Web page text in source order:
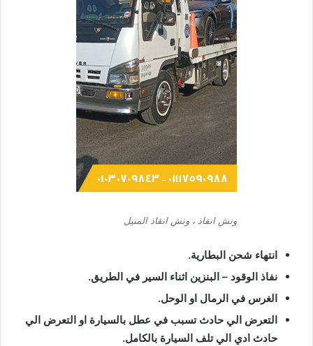
ونش انقاذ ، ونش انقاذ المنيل
انتهاء شحن البطارية.
نفاذ الوقود – البنزين اثناء السير في الطريق.
الغرس في الرمال او الوحل.
التعرض الي حادث تسبب في عطل بالسيارة او التعرض الي
حادث ادي الي تلف السيارة بالكامل.